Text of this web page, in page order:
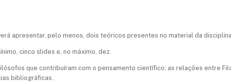
apresentar, pelo menos, dois teóricos presentes no material da disciplina.
cinco slides e, no máximo, dez.
que contribuíram com o pensamento científico; as relações entre
bibliográficas.